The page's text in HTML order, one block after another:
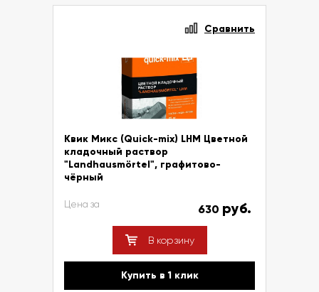
Сравнить
Квик Микс (Quick-mix) LHM Цветной
кладочный раствор
"Landhausmörtel", графитово-
чёрный
Цена за 630 руб.
В корзину
Купить в 1 клик